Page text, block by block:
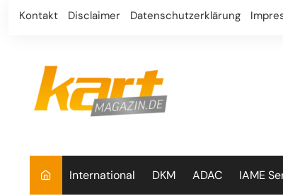
Skip
Kontakt Disclaimer Datenschutzerklärung
International DKM ADAC IAME